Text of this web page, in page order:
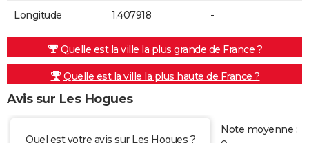
Longitude 1.407918 -
Quelle est la ville la plus grande de France ?
Quelle est la ville la plus haute de France ?
Avis sur Les Hogues
Quel est votre avis sur Les Hogues ?
Note moyenne :